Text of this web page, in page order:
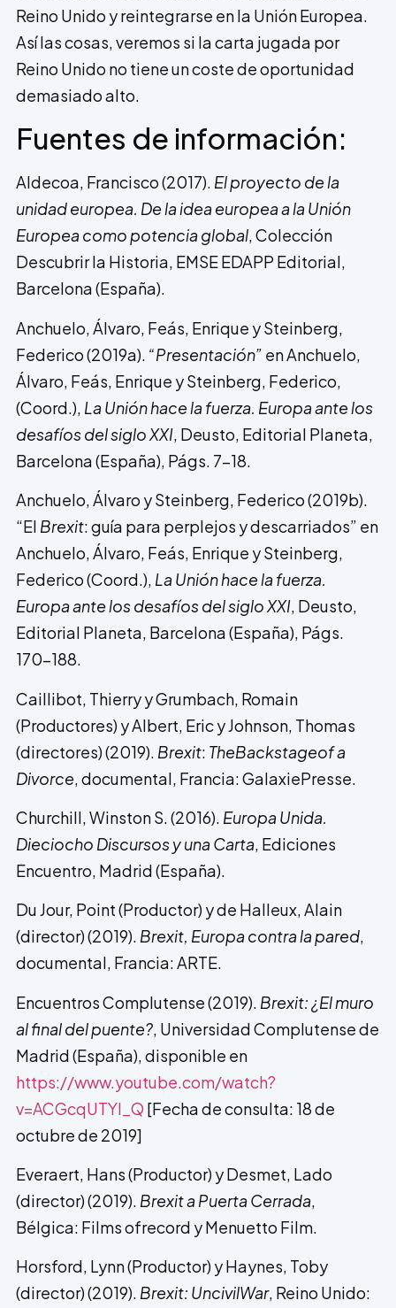
Reino Unido y reintegrarse en la Unión Europea.
Así las cosas, veremos si la carta jugada por
Reino Unido no tiene un coste de oportunidad
demasiado alto.
Fuentes de información:
Aldecoa, Francisco (2017). El proyecto de la
unidad europea. De la idea europea a la Unión
Europea como potencia global, Colección
Descubrir la Historia, EMSE EDAPP Editorial,
Barcelona (España).
Anchuelo, Álvaro, Feás, Enrique y Steinberg,
Federico (2019a). “Presentación” en Anchuelo,
Álvaro, Feás, Enrique y Steinberg, Federico,
(Coord.), La Unión hace la fuerza. Europa ante los
desafíos del siglo XXI, Deusto, Editorial Planeta,
Barcelona (España), Págs. 7-18.
Anchuelo, Álvaro y Steinberg, Federico (2019b).
“El Brexit: guía para perplejos y descarriados” en
Anchuelo, Álvaro, Feás, Enrique y Steinberg,
Federico (Coord.), La Unión hace la fuerza.
Europa ante los desafíos del siglo XXI, Deusto,
Editorial Planeta, Barcelona (España), Págs.
170-188.
Caillibot, Thierry y Grumbach, Romain
(Productores) y Albert, Eric y Johnson, Thomas
(directores) (2019). Brexit: TheBackstageof a
Divorce , documental, Francia: GalaxiePresse.
Churchill, Winston S. (2016). Europa Unida.
Dieciocho Discursos y una Carta, Ediciones
Encuentro, Madrid (España).
Du Jour, Point (Productor) y de Halleux, Alain
(director) (2019). Brexit, Europa contra la pared,
documental, Francia: ARTE.
Encuentros Complutense (2019). Brexit: ¿El muro
al final del puente?, Universidad Complutense de
Madrid (España), disponible en
https://www.youtube.com/watch?
v=ACGcqUTYI_Q [Fecha de consulta: 18 de
octubre de 2019]
Everaert, Hans (Productor) y Desme­t, Lado
(director) (2019). Brexit a Puerta Cerrada,
Bélgica: Films ofrecord y Menuetto Film.
Horsford, Lynn (Productor) y Haynes, Toby
(director) (2019). Brexit: UncivilWar, Reino Unido: